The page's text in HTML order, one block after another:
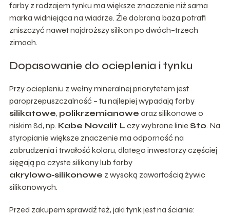
farby z rodzajem tynku ma większe znaczenie niż sama
marka widniejąca na wiadrze. Źle dobrana baza potrafi
zniszczyć nawet najdroższy silikon po dwóch–trzech
zimach.
Dopasowanie do ocieplenia i tynku
Przy ociepleniu z wełny mineralnej priorytetem jest
paroprzepuszczalność – tu najlepiej wypadają farby
silikatowe, polikrzemianowe oraz silikonowe o
niskim Sd, np. Kabe Novalit L czy wybrane linie Sto. Na
styropianie większe znaczenie ma odporność na
zabrudzenia i trwałość koloru, dlatego inwestorzy częściej
sięgają po czyste silikony lub farby
akrylowo‑silikonowe z wysoką zawartością żywic
silikonowych.
Przed zakupem sprawdź też, jaki tynk jest na ścianie: